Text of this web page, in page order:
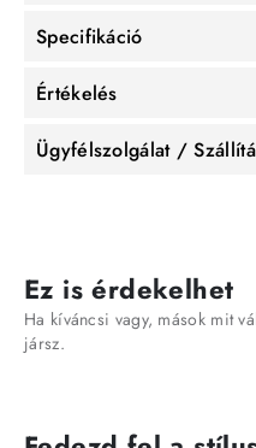
Specifikáció
Értékelés
Ügyfélszolgálat /
Ez is érdekelhet
Ha kíváncsi vagy, mások mit
jársz.